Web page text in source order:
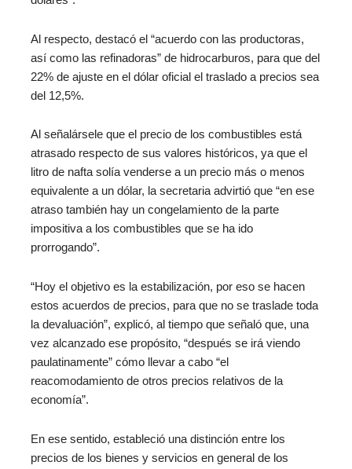
Al respecto, destacó el “acuerdo con las productoras,
así como las refinadoras” de hidrocarburos, para que del
22% de ajuste en el dólar oficial el traslado a precios sea
del 12,5%.
Al señalársele que el precio de los combustibles está
atrasado respecto de sus valores históricos, ya que el
litro de nafta solía venderse a un precio más o menos
equivalente a un dólar, la secretaria advirtió que “en ese
atraso también hay un congelamiento de la parte
impositiva a los combustibles que se ha ido
prorrogando”.
“Hoy el objetivo es la estabilización, por eso se hacen
estos acuerdos de precios, para que no se traslade toda
la devaluación”, explicó, al tiempo que señaló que, una
vez alcanzado ese propósito, “después se irá viendo
paulatinamente” cómo llevar a cabo “el
reacomodamiento de otros precios relativos de la
economía”.
En ese sentido, estableció una distinción entre los
precios de los bienes y servicios en general de los